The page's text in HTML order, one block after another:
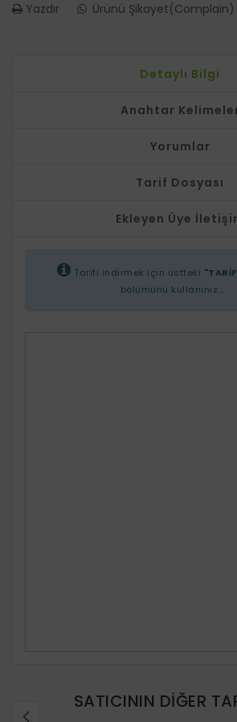
Yazdır Ürünü Şikayet(Complain)
Detaylı Bilgi
Anahtar
Yorumlar
Tarif Dosyası
Ekleyen Üye
Tarifi indirmek için üstteki
bölümünü kullanınız...
SATICININ DIĞER